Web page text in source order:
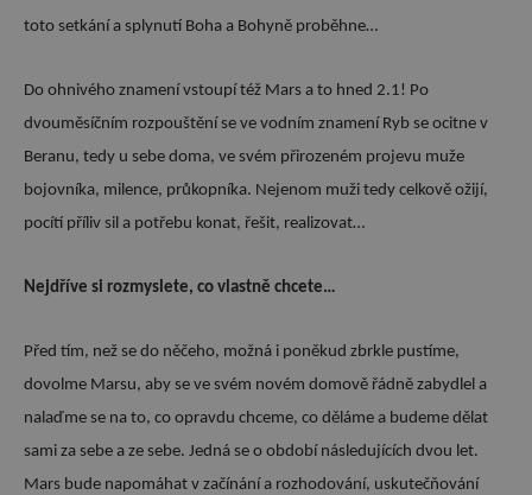
toto setkání a splynutí Boha a Bohyně proběhne…
Do ohnivého znamení vstoupí též Mars a to hned 2.1! Po
dvouměsíčním rozpouštění se ve vodním znamení Ryb se ocitne v
Beranu, tedy u sebe doma, ve svém přirozeném projevu muže
bojovníka, milence, průkopníka. Nejenom muži tedy celkově ožijí,
pocítí příliv sil a potřebu konat, řešit, realizovat…
Nejdříve si rozmyslete, co vlastně chcete…
Před tím, než se do něčeho, možná i poněkud zbrkle pustíme,
dovolme Marsu, aby se ve svém novém domově řádně zabydlel a
nalaďme se na to, co opravdu chceme, co děláme a budeme dělat
sami za sebe a ze sebe. Jedná se o období následujících dvou let.
Mars bude napomáhat v začínání a rozhodování, uskutečňování